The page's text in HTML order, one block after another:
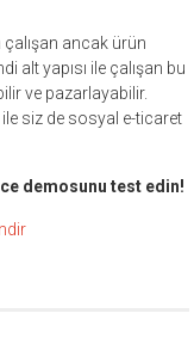
çalışan ancak ürün
alt yapısı ile çalışan bu
ve pazarlayabilir.
ile siz de sosyal e-ticaret
demosunu test edin!